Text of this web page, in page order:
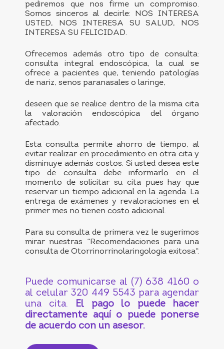
pediremos que nos firme un compromiso.
Somos sinceros al decirle: NOS INTERESA
USTED, NOS INTERESA SU SALUD, NOS
INTERESA SU FELICIDAD.
Ofrecemos además otro tipo de consulta:
consulta integral endoscópica, la cual se
ofrece a pacientes que, teniendo patologías
de nariz, senos paranasales o laringe,
deseen que se realice dentro de la misma cita
la valoración endoscópica del órgano
afectado.
Esta consulta permite ahorro de tiempo, al
evitar realizar en procedimiento en otra cita y
disminuye además costos. Si usted desea este
tipo de consulta debe informarlo en el
momento de solicitar su cita pues hay que
reservar un tiempo adicional en la agenda. La
entrega de exámenes y revaloraciones en el
primer mes no tienen costo adicional.
Para su consulta de primera vez le sugerimos
mirar nuestras “Recomendaciones para una
consulta de Otorrinorrinolaringología exitosa“.
Puede comunicarse al (7) 638 4160 o
al celular 320 449 5543 para agendar
una cita.
El pago lo puede hacer
directamente aquí o puede ponerse
de acuerdo con un asesor.